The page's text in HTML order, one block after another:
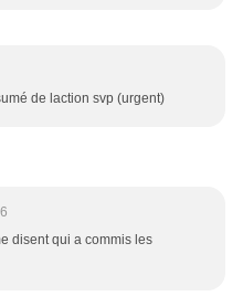
de laction svp (urgent)
disent qui a commis les